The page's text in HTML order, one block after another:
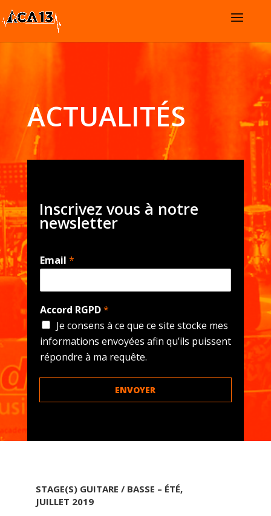
ACTUALITÉS
Inscrivez vous à notre
newsletter
Email *
Accord RGPD*
Je consens à ce que ce site stocke mes
informations envoyées afin qu’ils puissent
répondre à ma requête.
ENVOYER
STAGE(S) GUITARE / BASSE – ÉTÉ,
JUILLET 2019